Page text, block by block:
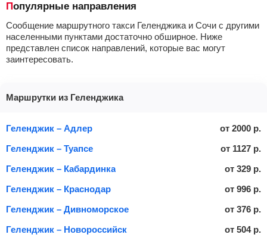
Популярные направления
Сообщение маршрутного такси Геленджика и Сочи с другими
населенными пунктами достаточно обширное. Ниже
представлен список направлений, которые вас могут
заинтересовать.
Маршрутки из Геленджика
Геленджик – Адлер от 2000 р.
Геленджик – Туапсе
от 1127 р.
Геленджик – Кабардинка
от 329 р.
Геленджик – Краснодар
от 996 р.
Геленджик – Дивноморское
от 376 р.
Геленджик – Новороссийск
от 504 р.